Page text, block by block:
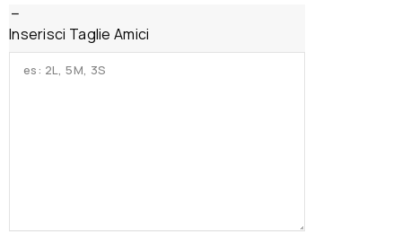
Inserisci Taglie Amici